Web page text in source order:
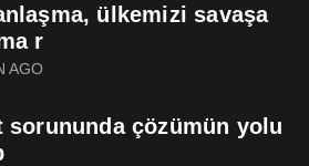
ülkemizi savaşa
r
AGO
sorununda çözümün yolu